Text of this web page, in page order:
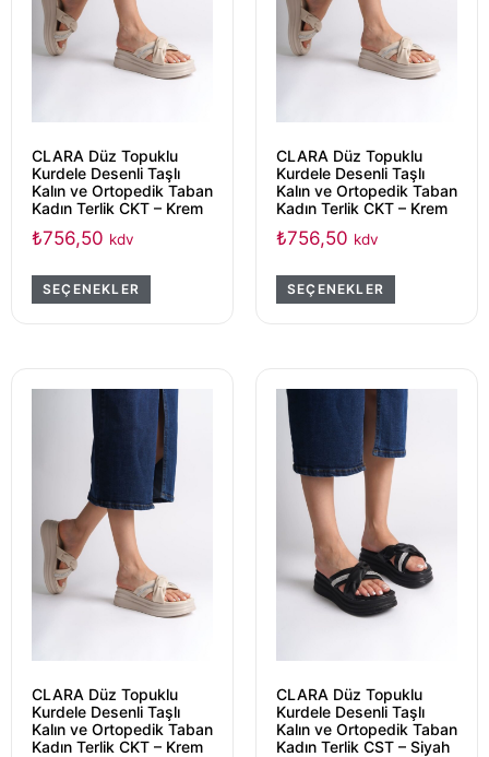
CLARA Düz Topuklu
Kurdele Desenli Taşlı
Kalın ve Ortopedik Taban
Kadın Terlik CKT – Krem
₺756,50 kdv
SEÇENEKLER
CLARA Düz Topuklu
Kurdele Desenli Taşlı
Kalın ve Ortopedik Taban
Kadın Terlik CKT – Krem
₺756,50 kdv
SEÇENEKLER
CLARA Düz Topuklu
Kurdele Desenli Taşlı
Kalın ve Ortopedik Taban
Kadın Terlik CKT – Krem
CLARA Düz Topuklu
Kurdele Desenli Taşlı
Kalın ve Ortopedik Taban
Kadın Terlik CST – Siyah